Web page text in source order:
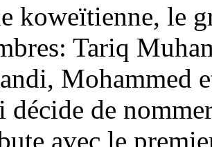
koweïtienne, le
Tariq
Mohammed
décide de
avec le